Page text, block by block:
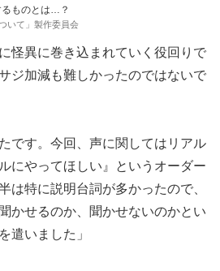
るものとは…？
いて」製作委員会
異に巻き込まれていく役回りで
ジ加減も難しかったのではないで
です。今回、声に関してはリアル
にやってほしい』というオーダー
は特に説明台詞が多かったので、
かせるのか、聞かせないのかとい
遣いました」